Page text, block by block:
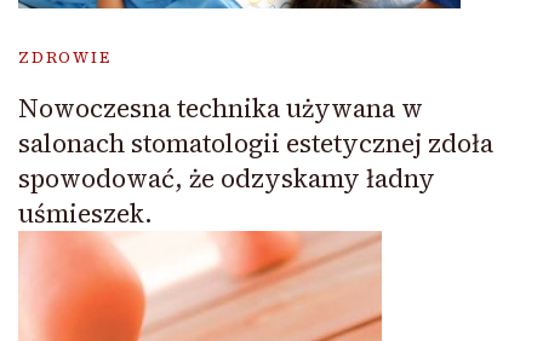
ZDROWIE
Nowoczesna technika używana w
salonach stomatologii estetycznej zdoła
spowodować, że odzyskamy ładny
uśmieszek.